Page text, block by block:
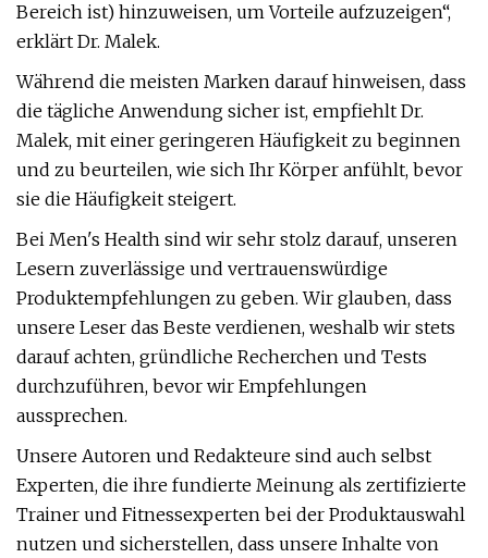
Bereich ist) hinzuweisen, um Vorteile aufzuzeigen“,
erklärt Dr. Malek.
Während die meisten Marken darauf hinweisen, dass
die tägliche Anwendung sicher ist, empfiehlt Dr.
Malek, mit einer geringeren Häufigkeit zu beginnen
und zu beurteilen, wie sich Ihr Körper anfühlt, bevor
sie die Häufigkeit steigert.
Bei Men's Health sind wir sehr stolz darauf, unseren
Lesern zuverlässige und vertrauenswürdige
Produktempfehlungen zu geben. Wir glauben, dass
unsere Leser das Beste verdienen, weshalb wir stets
darauf achten, gründliche Recherchen und Tests
durchzuführen, bevor wir Empfehlungen
aussprechen.
Unsere Autoren und Redakteure sind auch selbst
Experten, die ihre fundierte Meinung als zertifizierte
Trainer und Fitnessexperten bei der Produktauswahl
nutzen und sicherstellen, dass unsere Inhalte von